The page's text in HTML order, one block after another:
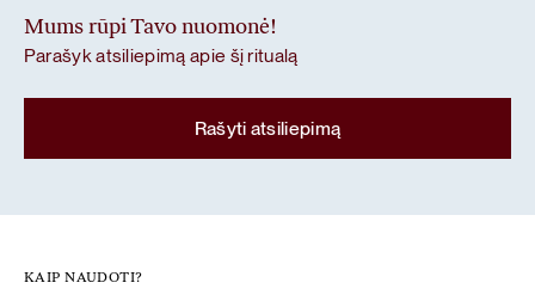
Mums rūpi Tavo nuomonė!
Parašyk atsiliepimą apie šį ritualą
Rašyti atsiliepimą
KAIP NAUDOTI?